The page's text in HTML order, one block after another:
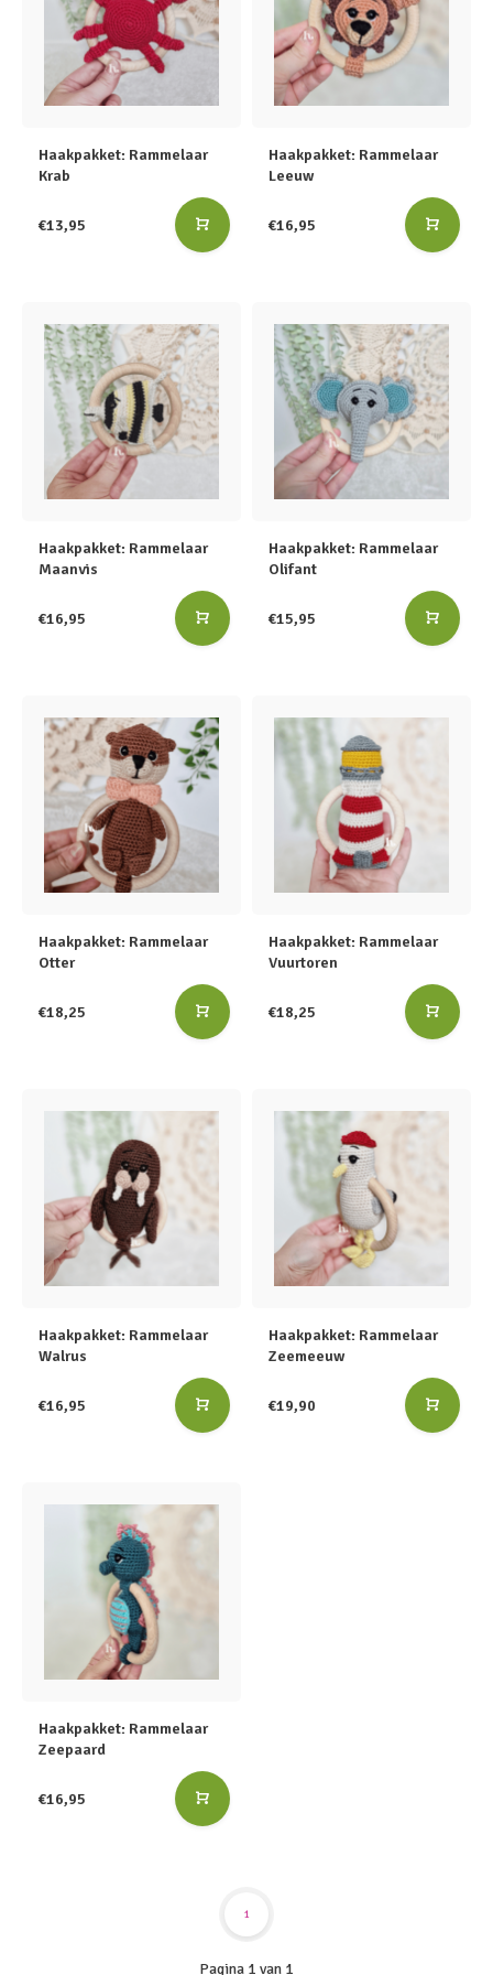
Haakpakket: Rammelaar
Krab
€13,95
Haakpakket: Rammelaar
Leeuw
€16,95
Haakpakket: Rammelaar
Maanvis
€16,95
Haakpakket: Rammelaar
Olifant
€15,95
Haakpakket: Rammelaar
Otter
€18,25
Haakpakket: Rammelaar
Vuurtoren
€18,25
Haakpakket: Rammelaar
Walrus
€16,95
Haakpakket: Rammelaar
Zeemeeuw
€19,90
Haakpakket: Rammelaar
Zeepaard
€16,95
Pagina 1 van 1
1